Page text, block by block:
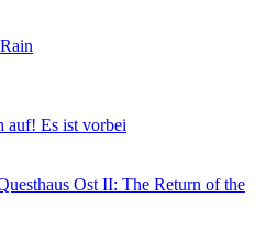
auf! Es ist vorbei
Ost II: The Return of the